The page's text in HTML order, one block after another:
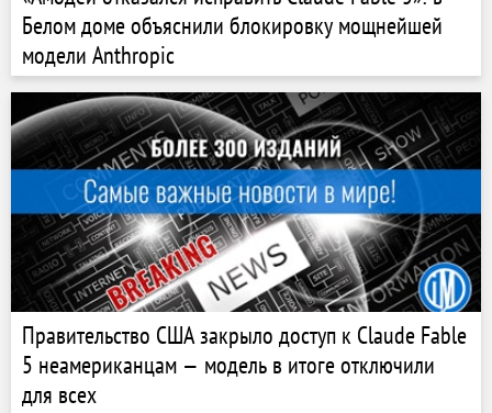
Белом доме объяснили блокировку мощнейшей
модели Anthropic
Правительство США закрыло доступ к Claude Fable
5 неамериканцам — модель в итоге отключили
для всех